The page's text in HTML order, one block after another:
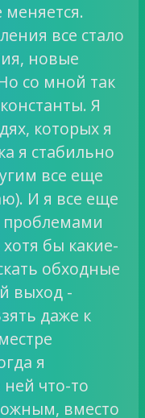
все стало
новые
со мной так
Я
которых я
я стабильно
все еще
И я все еще
проблемами
бы какие-
обходные
выход -
даже к
я
что-то
вместо